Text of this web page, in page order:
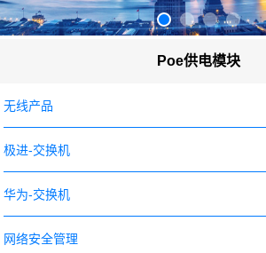
Poe供电模块
无线产品
极进-交换机
华为-交换机
网络安全管理